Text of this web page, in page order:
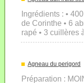
Ingrédients : •
de Corinthe • 6
rapé • 3 cuillères
Agneau du perigord
Préparation :